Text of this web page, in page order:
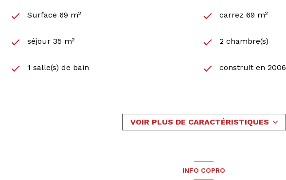
Surface 69 m² carrez 69 m²
séjour 35 m² 2 chambre(s)
1 salle(s) de bain construit en 2006
2 étage(s)
VOIR PLUS DE CARACTÉRISTIQUES
INFO COPRO